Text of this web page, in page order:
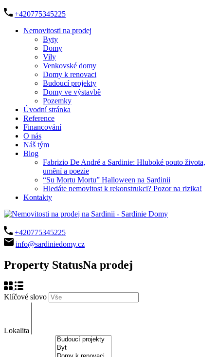
+420775345225
Nemovitosti na prodej
Byty
Domy
Vily
Venkovské domy
Domy k renovaci
Budoucí projekty
Domy ve výstavbě
Pozemky
Úvodní stránka
Reference
Financování
O nás
Náš tým
Blog
Fabrizio De André a Sardinie: Hluboké pouto života,
umění a poezie
“Su Mortu Mortu” Halloween na Sardinii
Hledáte nemovitost k rekonstrukci? Pozor na rizika!
Kontakty
+420775345225
info@sardiniedomy.cz
Property StatusNa prodej
Klíčové slovo
Lokalita